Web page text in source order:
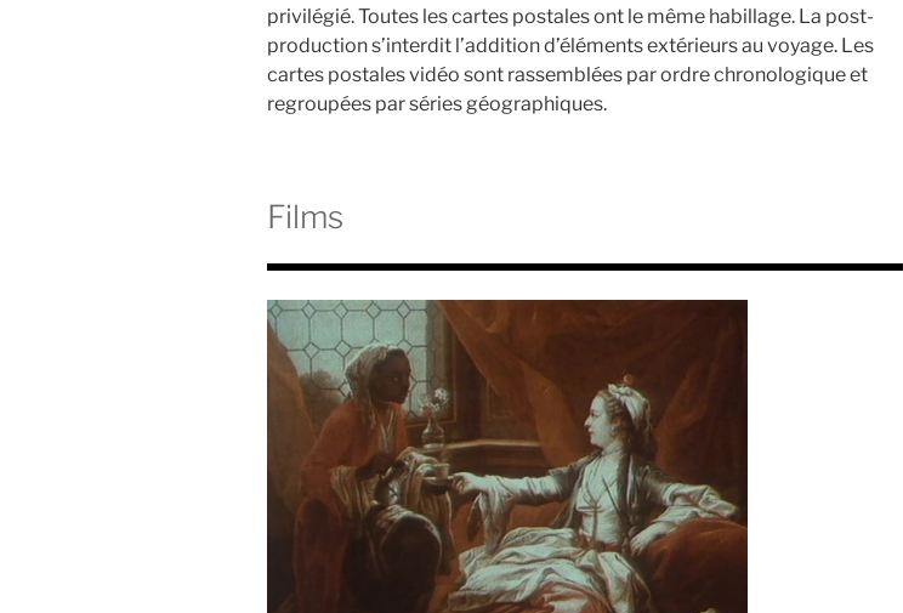
privilégié. Toutes les cartes postales ont le même habillage. La post-
production s’interdit l’addition d’éléments extérieurs au voyage. Les
cartes postales vidéo sont rassemblées par ordre chronologique et
regroupées par séries géographiques.
Films